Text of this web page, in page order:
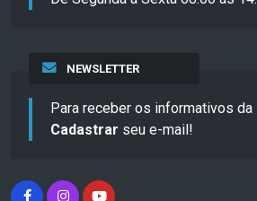
NEWSLETTER
Para receber os informativos
Cadastrar seu e-mail!